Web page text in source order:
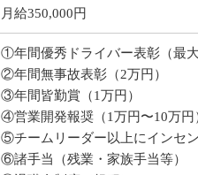
月給350,000円
①年間優秀ドライバー表彰（最大
②年間無事故表彰（2万円）
③年間皆勤賞（1万円）
④営業開発報奨（1万円〜10万円
⑤チームリーダー以上にインセ
⑥諸手当（残業・家族手当等）